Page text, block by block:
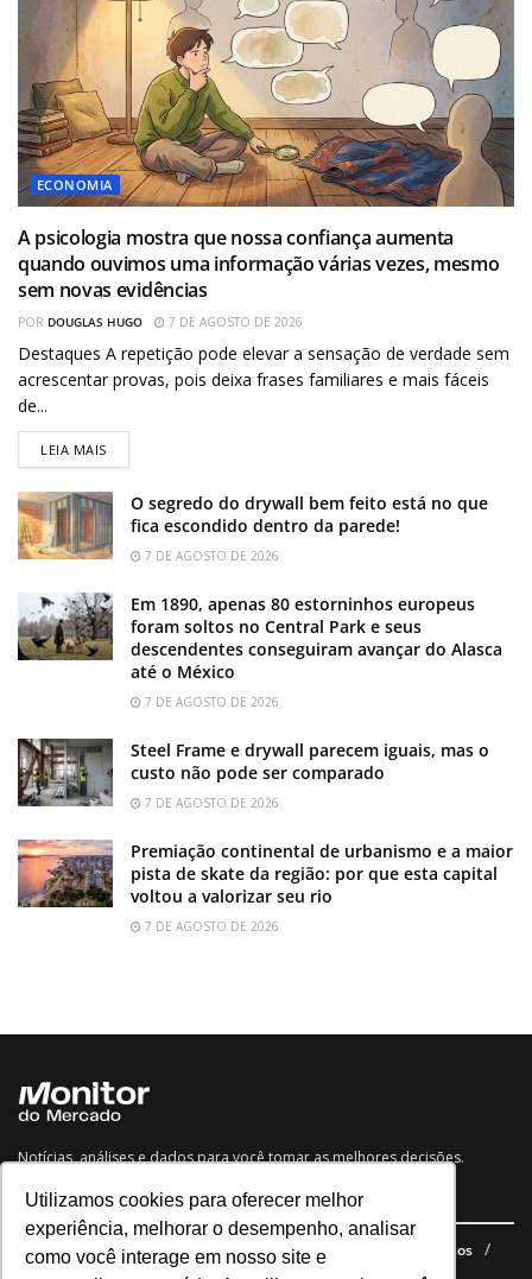
Utilizamos cookies para oferecer melhor
experiência, melhorar o desempenho, analisar
como você interage em nosso site e
ECONOMIA
A psicologia mostra que nossa confiança aumenta
quando ouvimos uma informação várias vezes, mesmo
sem novas evidências
POR DOUGLAS HUGO 7 DE AGOSTO DE 2026
Destaques A repetição pode elevar a sensação de verdade sem
acrescentar provas, pois deixa frases familiares e mais fáceis
de...
LEIA MAIS
O segredo do drywall bem feito está no que
fica escondido dentro da parede!
7 DE AGOSTO DE 2026
Em 1890, apenas 80 estorninhos europeus
foram soltos no Central Park e seus
descendentes conseguiram avançar do Alasca
até o México
7 DE AGOSTO DE 2026
Steel Frame e drywall parecem iguais, mas o
custo não pode ser comparado
7 DE AGOSTO DE 2026
Premiação continental de urbanismo e a maior
pista de skate da região: por que esta capital
voltou a valorizar seu rio
7 DE AGOSTO DE 2026
Notícias, análises e dados para você tomar as melhores decisões.
Navegue no site
Últimas notícias Quem somos E-books gratuitos
Cursos